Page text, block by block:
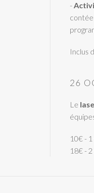
-
contée
Inclus
26
Le
10€ -
18€ -